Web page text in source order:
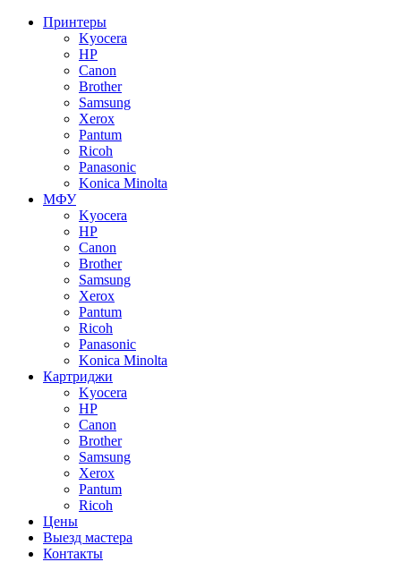
Принтеры
Kyocera
HP
Canon
Brother
Samsung
Xerox
Pantum
Ricoh
Panasonic
Konica Minolta
МФУ
Kyocera
HP
Canon
Brother
Samsung
Xerox
Pantum
Ricoh
Panasonic
Konica Minolta
Картриджи
Kyocera
HP
Canon
Brother
Samsung
Xerox
Pantum
Ricoh
Цены
Выезд мастера
Контакты